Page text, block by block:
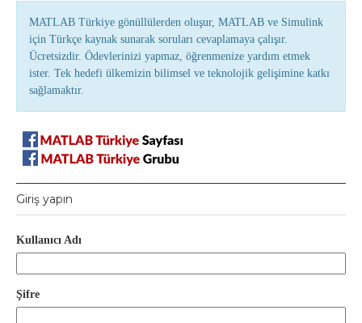
MATLAB Türkiye gönüllülerden oluşur, MATLAB ve Simulink
için Türkçe kaynak sunarak soruları cevaplamaya çalışır.
Ücretsizdir. Ödevlerinizi yapmaz, öğrenmenize yardım etmek
ister. Tek hedefi ülkemizin bilimsel ve teknolojik gelişimine katkı
sağlamaktır.
Giriş yapın
Kullanıcı Adı
Şifre